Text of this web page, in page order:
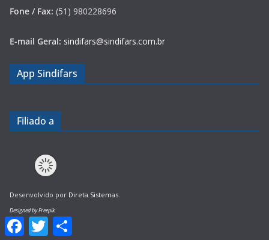
Fone / Fax: (51) 980228696
E-mail Geral: sindifars@sindifars.com.br
App Sindifars
Filiado a
Desenvolvido por Direta Sistemas.
Designed by Freepik
a
T
w